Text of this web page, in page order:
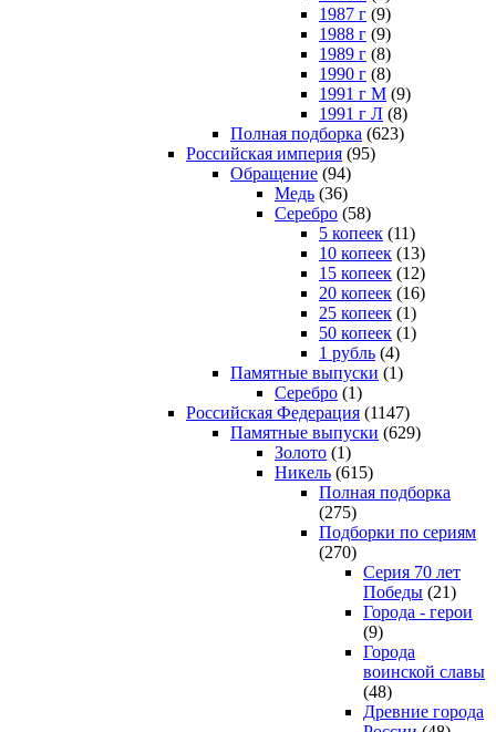
1987 г (9)
1988 г (9)
1989 г (8)
1990 г (8)
1991 г М (9)
1991 г Л (8)
Полная подборка (623)
Российская империя (95)
Обращение (94)
Медь (36)
Серебро (58)
5 копеек (11)
10 копеек (13)
15 копеек (12)
20 копеек (16)
25 копеек (1)
50 копеек (1)
1 рубль (4)
Памятные выпуски (1)
Серебро (1)
Российская Федерация (1147)
Памятные выпуски (629)
Золото (1)
Никель (615)
Полная подборка
(275)
Подборки по сериям
(270)
Серия 70 лет
Победы (21)
Города - герои
(9)
Города
воинской славы
(48)
Древние города